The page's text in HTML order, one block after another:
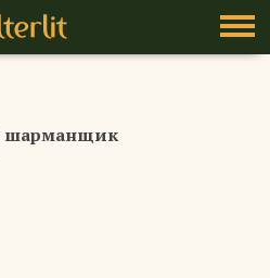
шарманщик